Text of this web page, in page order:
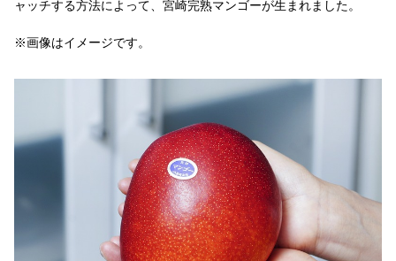
ャッチする方法によって、宮崎完熟マンゴーが生まれました。
※画像はイメージです。